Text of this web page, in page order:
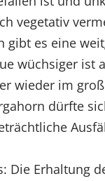
vegetativ
gibt es eine
wüchsiger
wieder im
dürfte
Die Erhaltung